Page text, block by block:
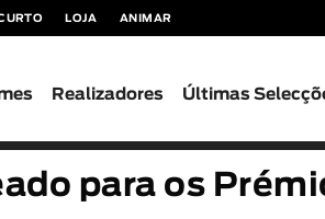
LOJA ANIMAR
Realizadores Últimas
para os